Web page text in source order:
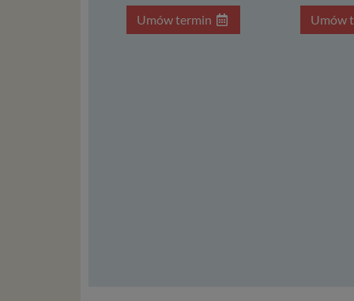
Umów termin Umów
Twoje
do
czasu
zgody
–
jest